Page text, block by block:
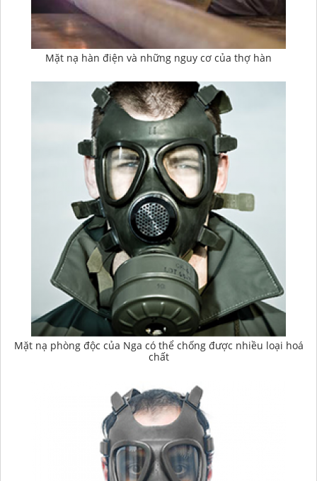
Mặt nạ hàn điện và những nguy cơ của thợ hàn
Mặt nạ phòng độc của Nga có thể chống được nhiều loại hoá
chất